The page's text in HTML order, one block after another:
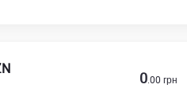
0.00 грн